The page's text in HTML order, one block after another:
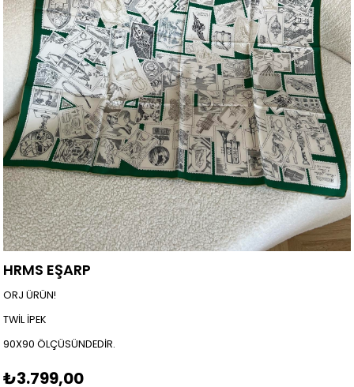
HRMS EŞARP
ORJ ÜRÜN!
TWİL İPEK
90X90 ÖLÇÜSÜNDEDİR.
₺3.799,00